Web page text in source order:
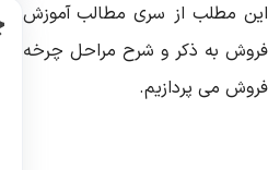
مطلب از سری مطالب آموزش
به ذکر و شرح مراحل چرخه
می پردازیم.